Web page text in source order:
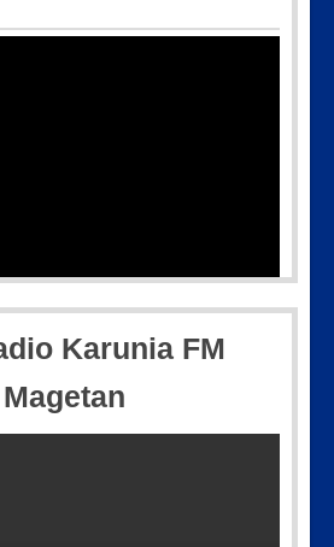
Karunia FM
Magetan